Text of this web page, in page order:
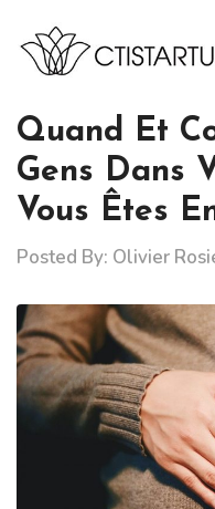
content
Quand Et
Gens Dans
Vous Êtes
Posted By: Olivier